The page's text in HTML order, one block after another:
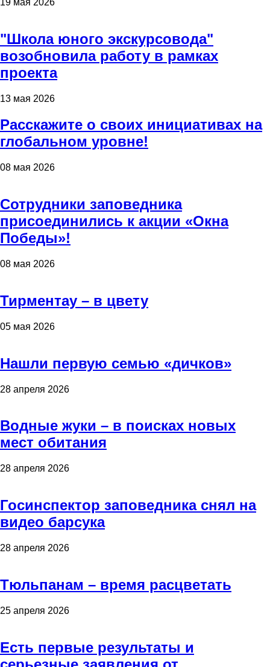
19 мая 2026
"Школа юного экскурсовода"
возобновила работу в рамках
проекта
13 мая 2026
Расскажите о своих инициативах на
глобальном уровне!
08 мая 2026
Сотрудники заповедника
присоединились к акции «Окна
Победы»!
08 мая 2026
Тирментау – в цвету
05 мая 2026
Нашли первую семью «дичков»
28 апреля 2026
Водные жуки – в поисках новых
мест обитания
28 апреля 2026
Госинспектор заповедника снял на
видео барсука
28 апреля 2026
Тюльпанам – время расцветать
25 апреля 2026
Есть первые результаты и